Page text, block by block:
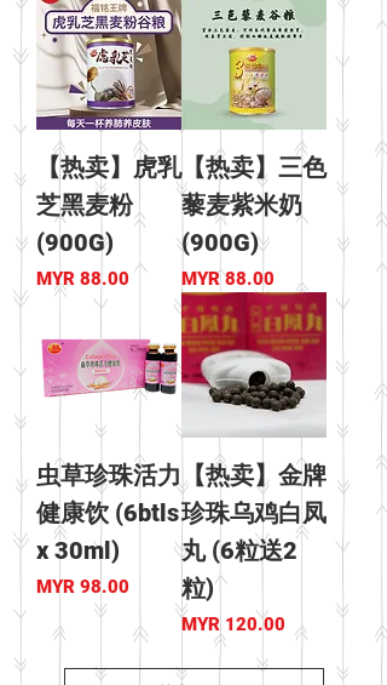
【热卖】虎乳
芝黑麦粉
(900G)
價格
MYR 88.00
【热卖】三色
藜麦紫米奶
(900G)
價格
MYR 88.00
虫草珍珠活力
健康饮 (6btls
x 30ml)
價格
MYR 98.00
【热卖】金牌
珍珠乌鸡白凤
丸 (6粒送2
粒)
價格
MYR 120.00